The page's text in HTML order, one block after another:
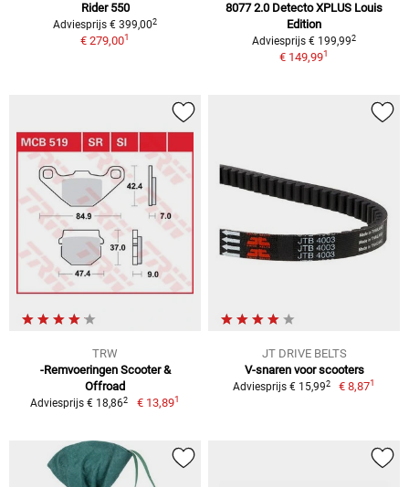
Rider 550
Adviesprijs € 399,002
€ 279,001
8077 2.0 Detecto XPLUS Louis
Edition
Adviesprijs € 199,992
€ 149,991
TRW
-Remvoeringen Scooter &
Offroad
Adviesprijs € 18,862 € 13,891
JT DRIVE BELTS
V-snaren voor scooters
Adviesprijs € 15,992 € 8,871